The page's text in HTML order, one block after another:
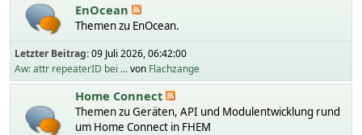
EnOcean
Themen zu EnOcean.
Letzter Beitrag:09 Juli 2026, 06:42:00
Aw: attr repeaterID bei ...von Flachzange
Home Connect
Themen zu Geräten, API und Modulentwicklung rund
um Home Connect in FHEM